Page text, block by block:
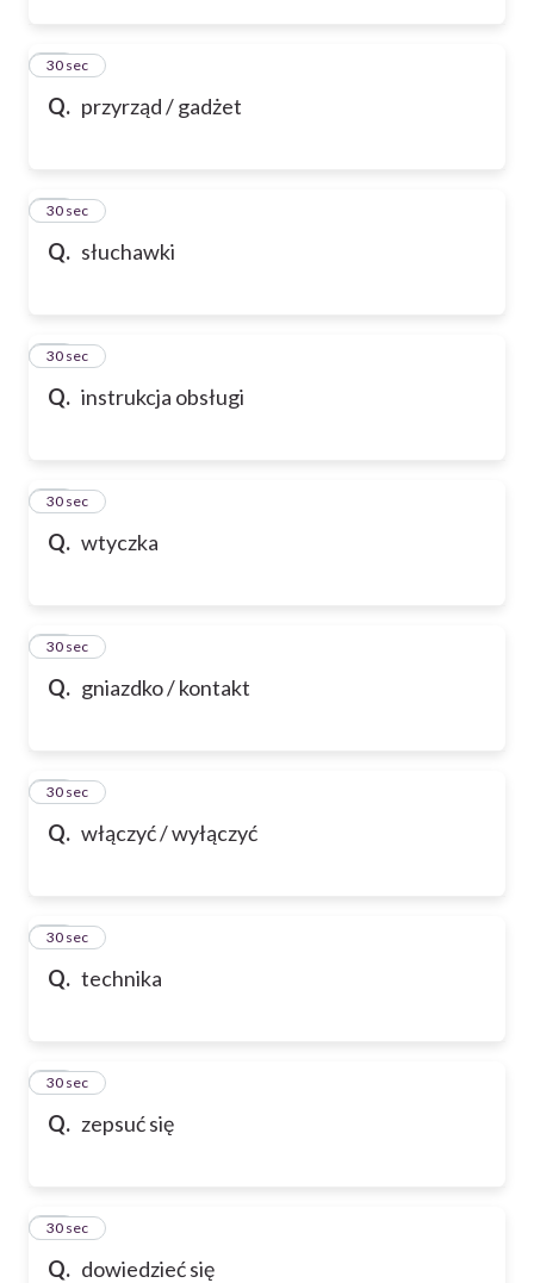
Q. przyrząd / gadżet
82
30 sec
Q. słuchawki
83
30 sec
Q. instrukcja obsługi
84
30 sec
Q. wtyczka
85
30 sec
Q. gniazdko / kontakt
86
30 sec
Q. włączyć / wyłączyć
87
30 sec
Q. technika
88
30 sec
Q. zepsuć się
89
30 sec
Q. dowiedzieć się
90
30 sec